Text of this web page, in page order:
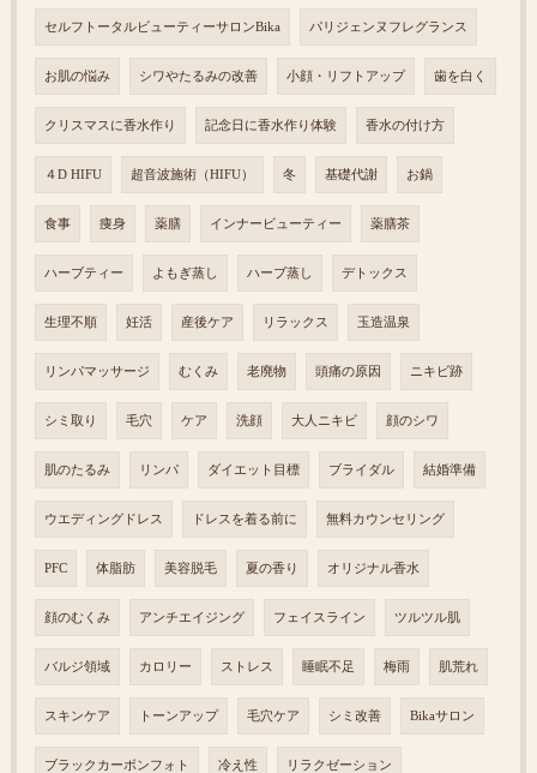
セルフトータルビューティーサロンBika パリジェンヌフレグランス
お肌の悩み シワやたるみの改善 小顔・リフトアップ 歯を白く
クリスマスに香水作り 記念日に香水作り体験 香水の付け方
４D HIFU 超音波施術（HIFU） 冬 基礎代謝 お鍋
食事 痩身 薬膳 インナービューティー 薬膳茶
ハーブティー よもぎ蒸し ハーブ蒸し デトックス
生理不順 妊活 産後ケア リラックス 玉造温泉
リンパマッサージ むくみ 老廃物 頭痛の原因 ニキビ跡
シミ取り 毛穴 ケア 洗顔 大人ニキビ 顔のシワ
肌のたるみ リンパ ダイエット目標 ブライダル 結婚準備
ウエディングドレス ドレスを着る前に 無料カウンセリング
PFC 体脂肪 美容脱毛 夏の香り オリジナル香水
顔のむくみ アンチエイジング フェイスライン ツルツル肌
バルジ領域 カロリー ストレス 睡眠不足 梅雨 肌荒れ
スキンケア トーンアップ 毛穴ケア シミ改善 Bikaサロン
ブラックカーボンフォト 冷え性 リラクゼーション